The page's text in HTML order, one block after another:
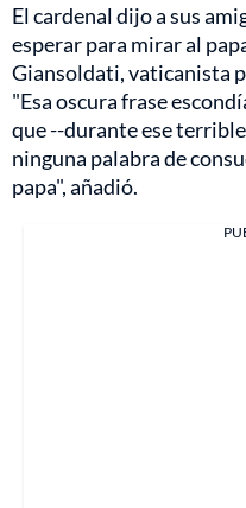
El cardenal dijo a sus
esperar para mirar al
Giansoldati, vaticanista
"Esa oscura frase
que --durante ese
ninguna palabra de
papa", añadió.